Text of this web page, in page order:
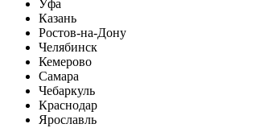
Уфа
Казань
Ростов-на-Дону
Челябинск
Кемерово
Самара
Чебаркуль
Краснодар
Ярославль